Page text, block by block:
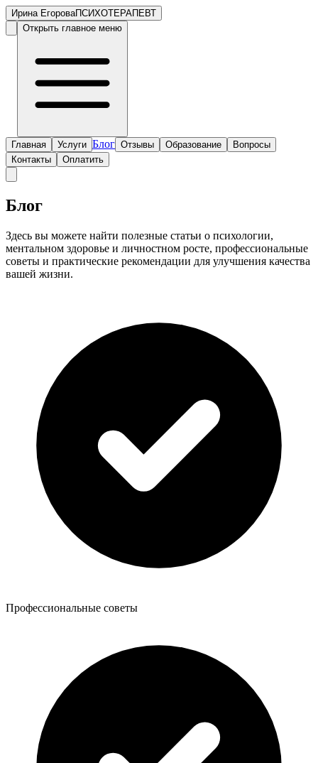
Ирина ЕгороваПСИХОТЕРАПЕВТ
Открыть главное меню
Главная Услуги Блог Отзывы Образование
Вопросы
Контакты
Оплатить
Блог
Здесь вы можете найти полезные статьи о психологии,
ментальном здоровье и личностном росте, профессиональные
советы и практические рекомендации для улучшения качества
вашей жизни.
Профессиональные советы